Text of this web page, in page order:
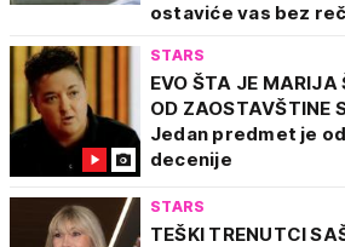
ostaviće vas bez
STARS
EVO ŠTA JE MARIJA
OD ZAOSTAVŠTINE
Jedan predmet je
decenije
STARS
TEŠKI TRENUTCI